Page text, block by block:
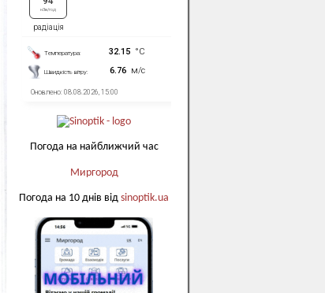
Погода на найближчий час
Миргород
Погода на 10 днів від sinoptik.ua